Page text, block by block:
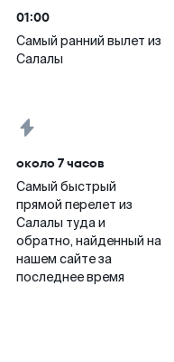
01:00
Самый ранний вылет из
Салалы
около 7 часов
Самый быстрый
прямой перелет из
Салалы туда и
обратно, найденный на
нашем сайте за
последнее время